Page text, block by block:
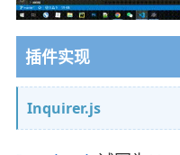
插件实现
Inquirer.js